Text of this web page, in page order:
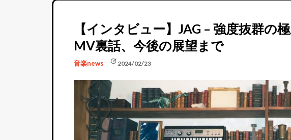
【インタビュー】JAG – 強度抜群の
MV裏話、今後の展望まで
音楽news update2024/02/23